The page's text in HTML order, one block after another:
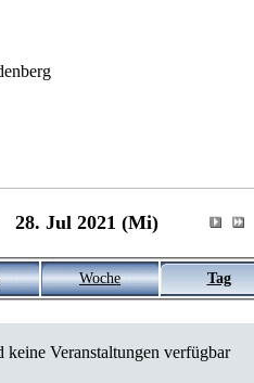
28. Jul 2021 (Mi)
Woche Tag
keine Veranstaltungen verfügbar